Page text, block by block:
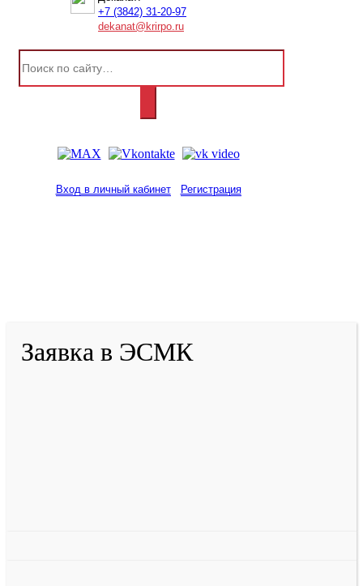
+7 (3842) 31-20-97
dekanat@krirpo.ru
Вход в личный кабинет Регистрация
Заявка в ЭСМК